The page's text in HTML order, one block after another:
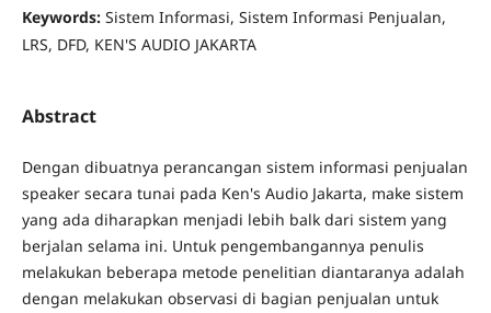
Keywords: Sistem Informasi, Sistem Informasi Penjualan,
LRS, DFD, KEN'S AUDIO JAKARTA
Abstract
Dengan dibuatnya perancangan sistem informasi penjualan
speaker secara tunai pada Ken's Audio Jakarta, make sistem
yang ada diharapkan menjadi lebih balk dari sistem yang
berjalan selama ini. Untuk pengembangannya penulis
melakukan beberapa metode penelitian diantaranya adalah
dengan melakukan observasi di bagian penjualan untuk